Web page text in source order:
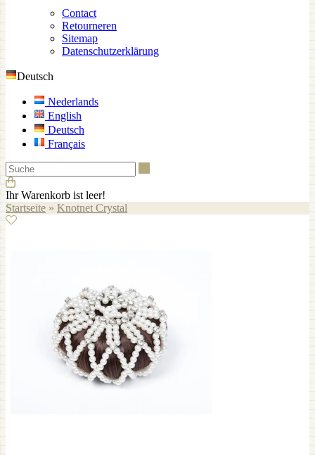
Contact
Retourneren
Sitemap
Datenschutzerklärung
Deutsch
Nederlands
English
Deutsch
Français
Ihr Warenkorb ist leer!
Startseite » Knotnet Crystal